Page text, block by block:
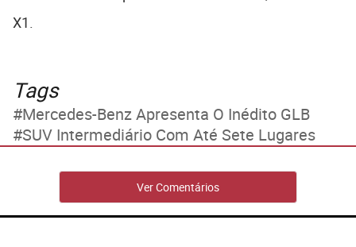
X1.
Tags
Mercedes-Benz Apresenta O Inédito GLB
SUV Intermediário Com Até Sete Lugares
Ver Comentários